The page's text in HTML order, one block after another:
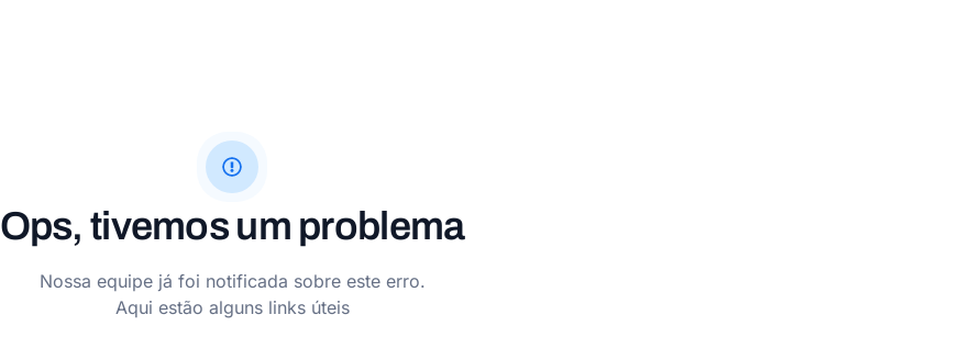
Ops, tivemos um problema
Nossa equipe já foi notificada sobre este erro.
Aqui estão alguns links úteis